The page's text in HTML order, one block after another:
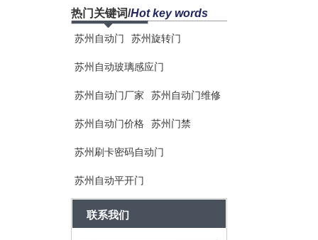
热门关键词/Hot key words
苏州自动门 苏州旋转门
苏州自动玻璃感应门
苏州自动门厂家 苏州自动门维修
苏州自动门价格 苏州门禁
苏州刷卡密码自动门
苏州自动平开门
联系我们